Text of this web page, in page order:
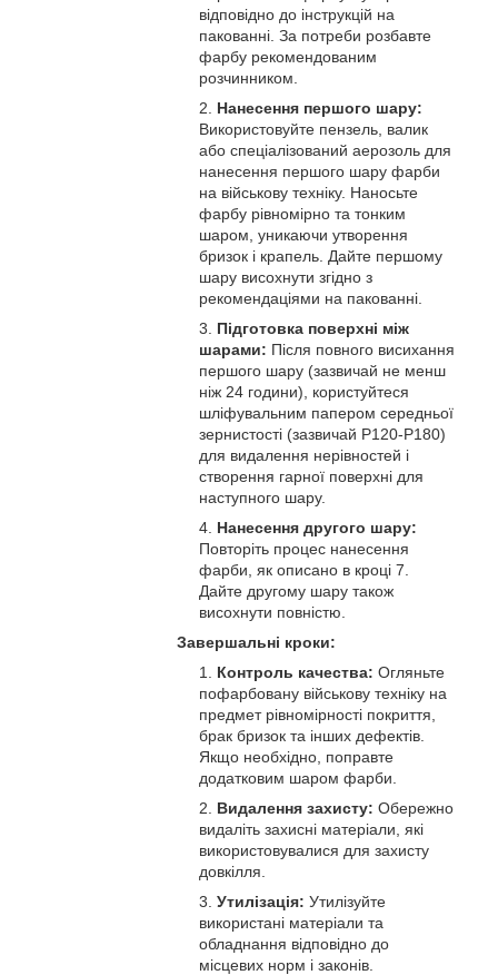
відповідно до інструкцій на
пакованні. За потреби розбавте
фарбу рекомендованим
розчинником.
Нанесення першого шару:
Використовуйте пензель, валик
або спеціалізований аерозоль для
нанесення першого шару фарби
на військову техніку. Наносьте
фарбу рівномірно та тонким
шаром, уникаючи утворення
бризок і крапель. Дайте першому
шару висохнути згідно з
рекомендаціями на пакованні.
Підготовка поверхні між
шарами: Після повного висихання
першого шару (зазвичай не менш
ніж 24 години), користуйтеся
шліфувальним папером середньої
зернистості (зазвичай P120-P180)
для видалення нерівностей і
створення гарної поверхні для
наступного шару.
Нанесення другого шару:
Повторіть процес нанесення
фарби, як описано в кроці 7.
Дайте другому шару також
висохнути повністю.
Завершальні кроки:
Контроль качества: Огляньте
пофарбовану військову техніку на
предмет рівномірності покриття,
брак бризок та інших дефектів.
Якщо необхідно, поправте
додатковим шаром фарби.
Видалення захисту: Обережно
видаліть захисні матеріали, які
використовувалися для захисту
довкілля.
Утилізація: Утилізуйте
використані матеріали та
обладнання відповідно до
місцевих норм і законів.